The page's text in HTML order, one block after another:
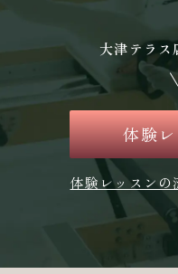
大津テラス
体験
体験レッスンの